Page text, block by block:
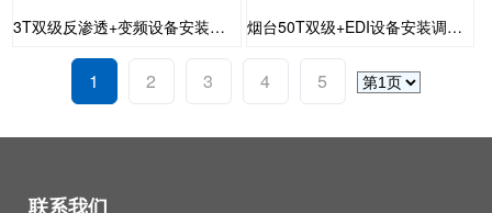
3T双级反渗透+变频设备安装调试完成 烟台50T双级+EDI设备安装调试完成
1 2 3 4 5
联系我们